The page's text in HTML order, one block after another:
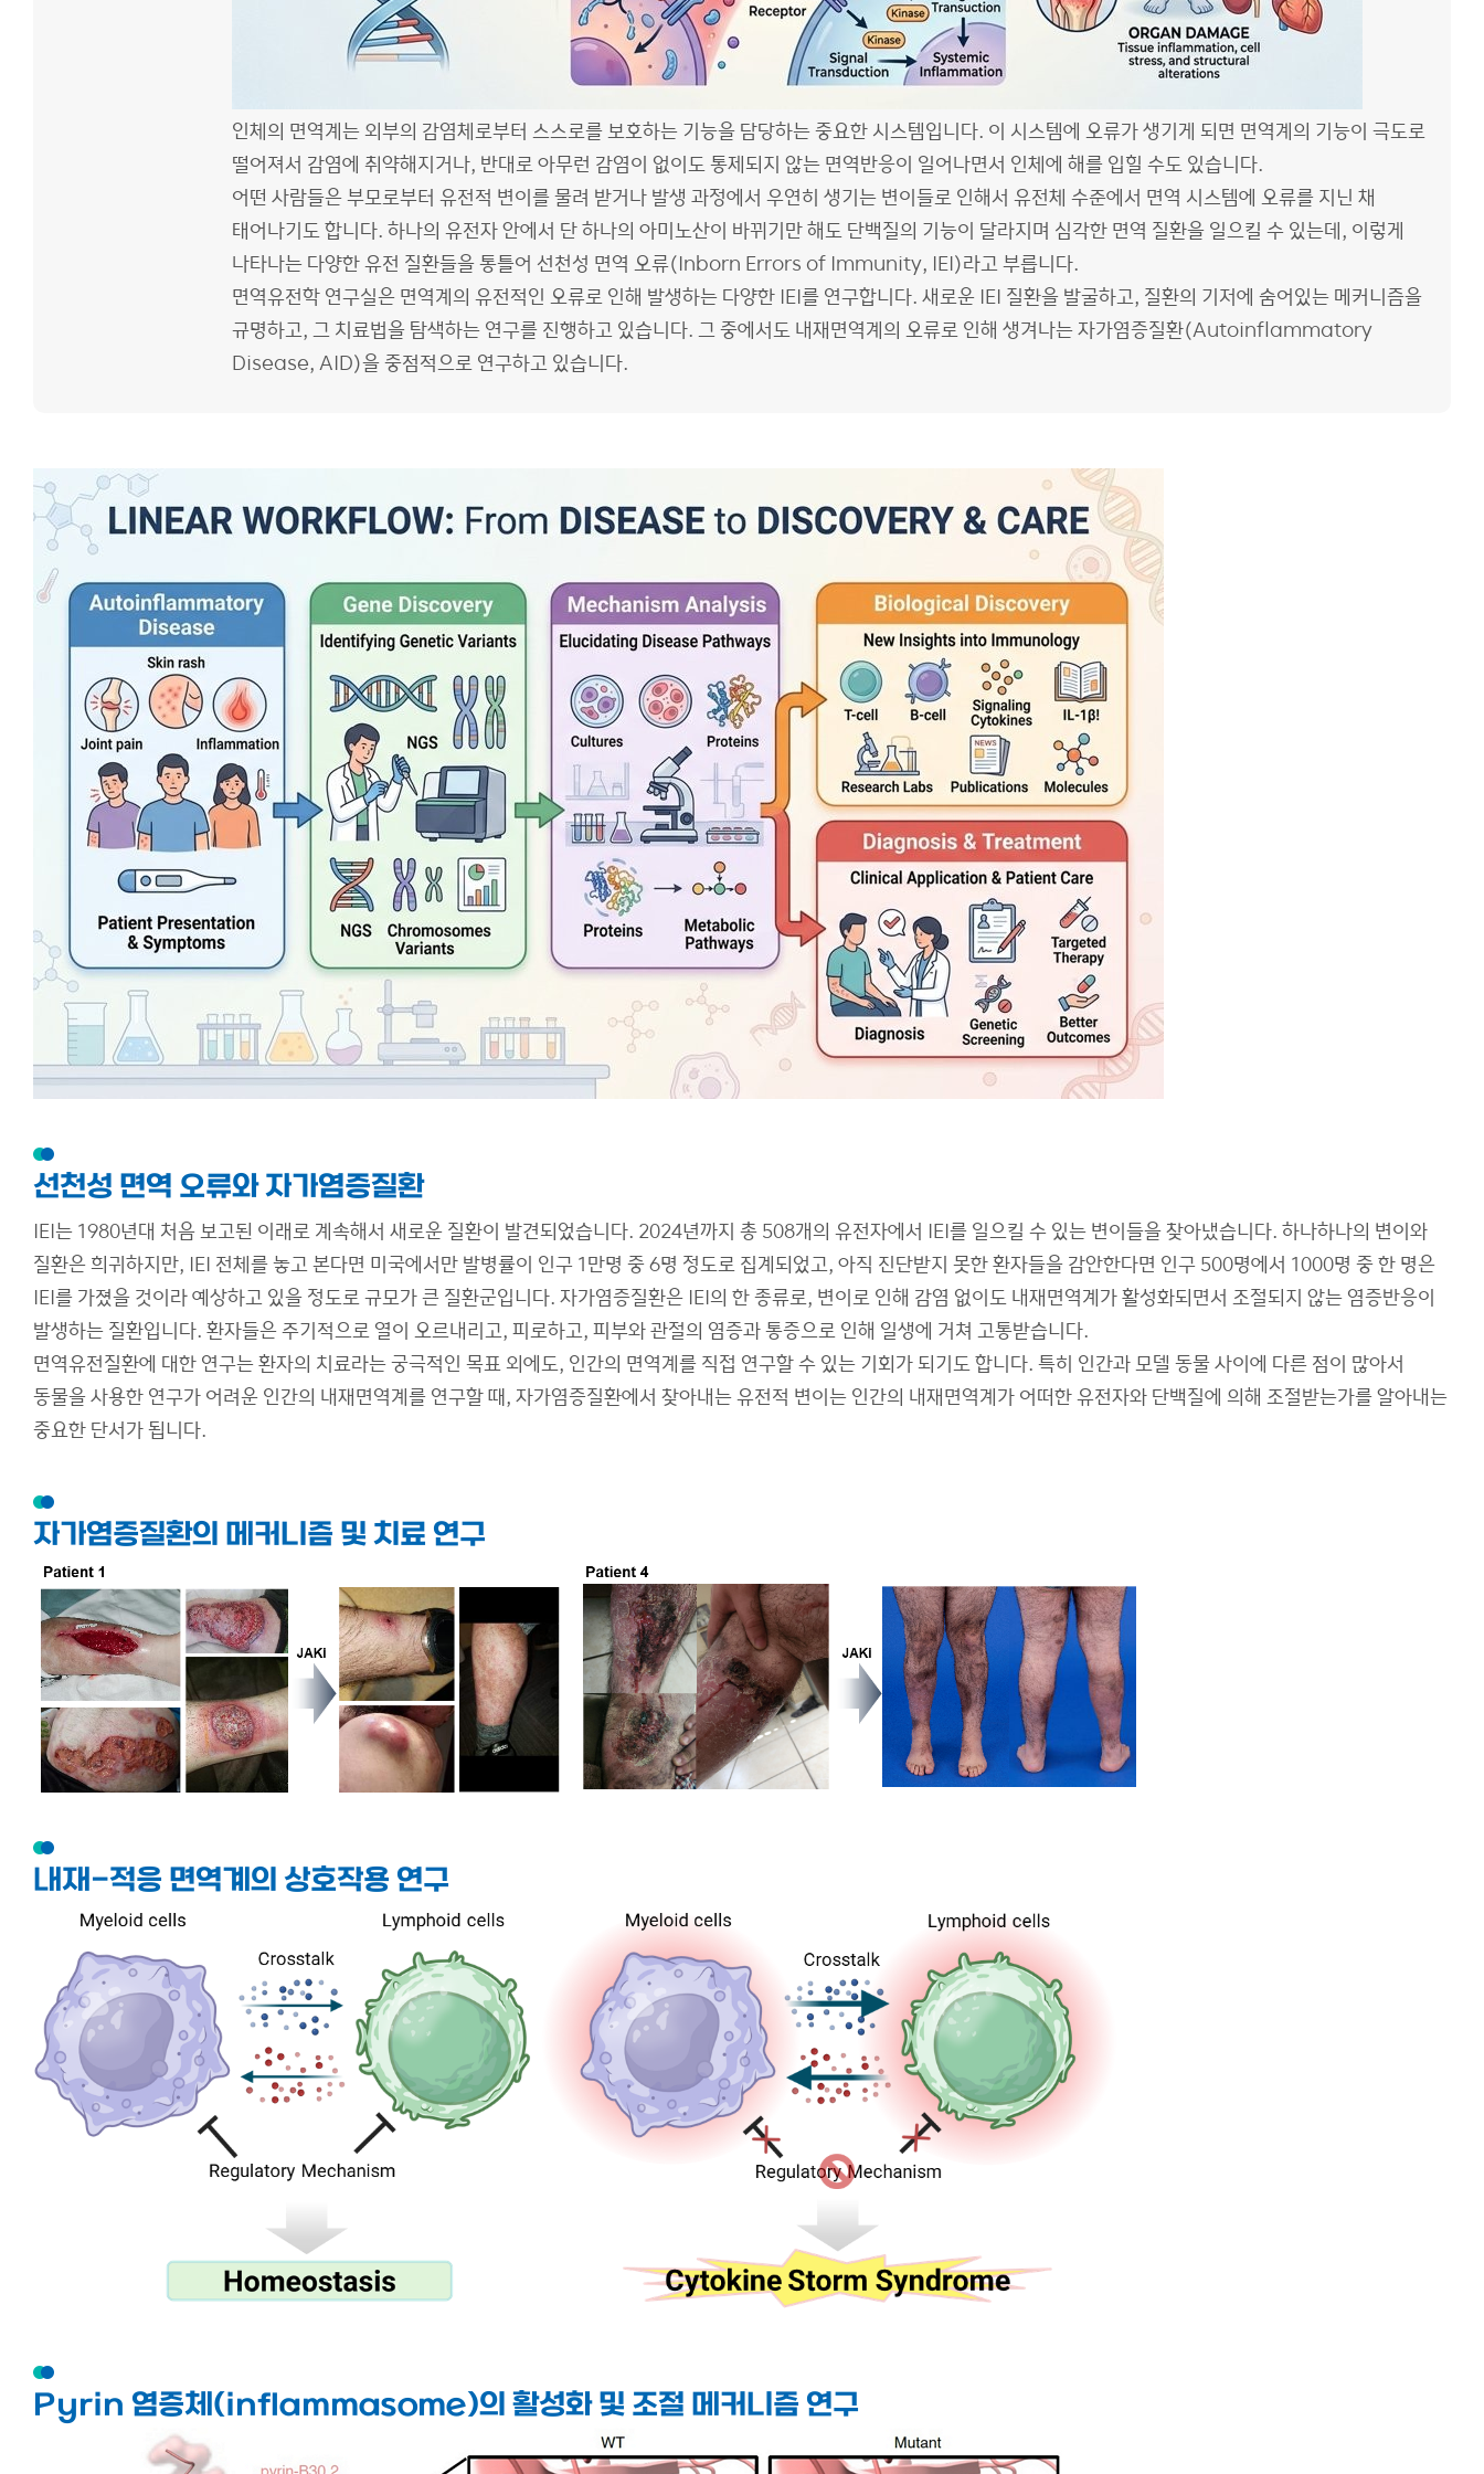
인체의 면역계는 외부의 감염체로부터 스스로를 보호하는 기능을 담당하는 중요한 시스템입니다. 이 시스템에 오류가 생기게 되면 면역계의 기능이 극도로
떨어져서 감염에 취약해지거나, 반대로 아무런 감염이 없이도 통제되지 않는 면역반응이 일어나면서 인체에 해를 입힐 수도 있습니다.
어떤 사람들은 부모로부터 유전적 변이를 물려 받거나 발생 과정에서 우연히 생기는 변이들로 인해서 유전체 수준에서 면역 시스템에 오류를 지닌 채
태어나기도 합니다. 하나의 유전자 안에서 단 하나의 아미노산이 바뀌기만 해도 단백질의 기능이 달라지며 심각한 면역 질환을 일으킬 수 있는데, 이렇게
나타나는 다양한 유전 질환들을 통틀어 선천성 면역 오류(Inborn Errors of Immunity, IEI)라고 부릅니다.
면역유전학 연구실은 면역계의 유전적인 오류로 인해 발생하는 다양한 IEI를 연구합니다. 새로운 IEI 질환을 발굴하고, 질환의 기저에 숨어있는 메커니즘을
규명하고, 그 치료법을 탐색하는 연구를 진행하고 있습니다. 그 중에서도 내재면역계의 오류로 인해 생겨나는 자가염증질환(Autoinflammatory
Disease, AID)을 중점적으로 연구하고 있습니다.
선천성 면역 오류와 자가염증질환
IEI는 1980년대 처음 보고된 이래로 계속해서 새로운 질환이 발견되었습니다. 2024년까지 총 508개의 유전자에서 IEI를 일으킬 수 있는 변이들을 찾아냈습니다. 하나하나의 변이와
질환은 희귀하지만, IEI 전체를 놓고 본다면 미국에서만 발병률이 인구 1만명 중 6명 정도로 집계되었고, 아직 진단받지 못한 환자들을 감안한다면 인구 500명에서 1000명 중 한 명은
IEI를 가졌을 것이라 예상하고 있을 정도로 규모가 큰 질환군입니다. 자가염증질환은 IEI의 한 종류로, 변이로 인해 감염 없이도 내재면역계가 활성화되면서 조절되지 않는 염증반응이
발생하는 질환입니다. 환자들은 주기적으로 열이 오르내리고, 피로하고, 피부와 관절의 염증과 통증으로 인해 일생에 거쳐 고통받습니다.
면역유전질환에 대한 연구는 환자의 치료라는 궁극적인 목표 외에도, 인간의 면역계를 직접 연구할 수 있는 기회가 되기도 합니다. 특히 인간과 모델 동물 사이에 다른 점이 많아서
동물을 사용한 연구가 어려운 인간의 내재면역계를 연구할 때, 자가염증질환에서 찾아내는 유전적 변이는 인간의 내재면역계가 어떠한 유전자와 단백질에 의해 조절받는가를 알아내는
중요한 단서가 됩니다.
자가염증질환의 메커니즘 및 치료 연구
내재-적응 면역계의 상호작용 연구
Pyrin 염증체(inflammasome)의 활성화 및 조절 메커니즘 연구